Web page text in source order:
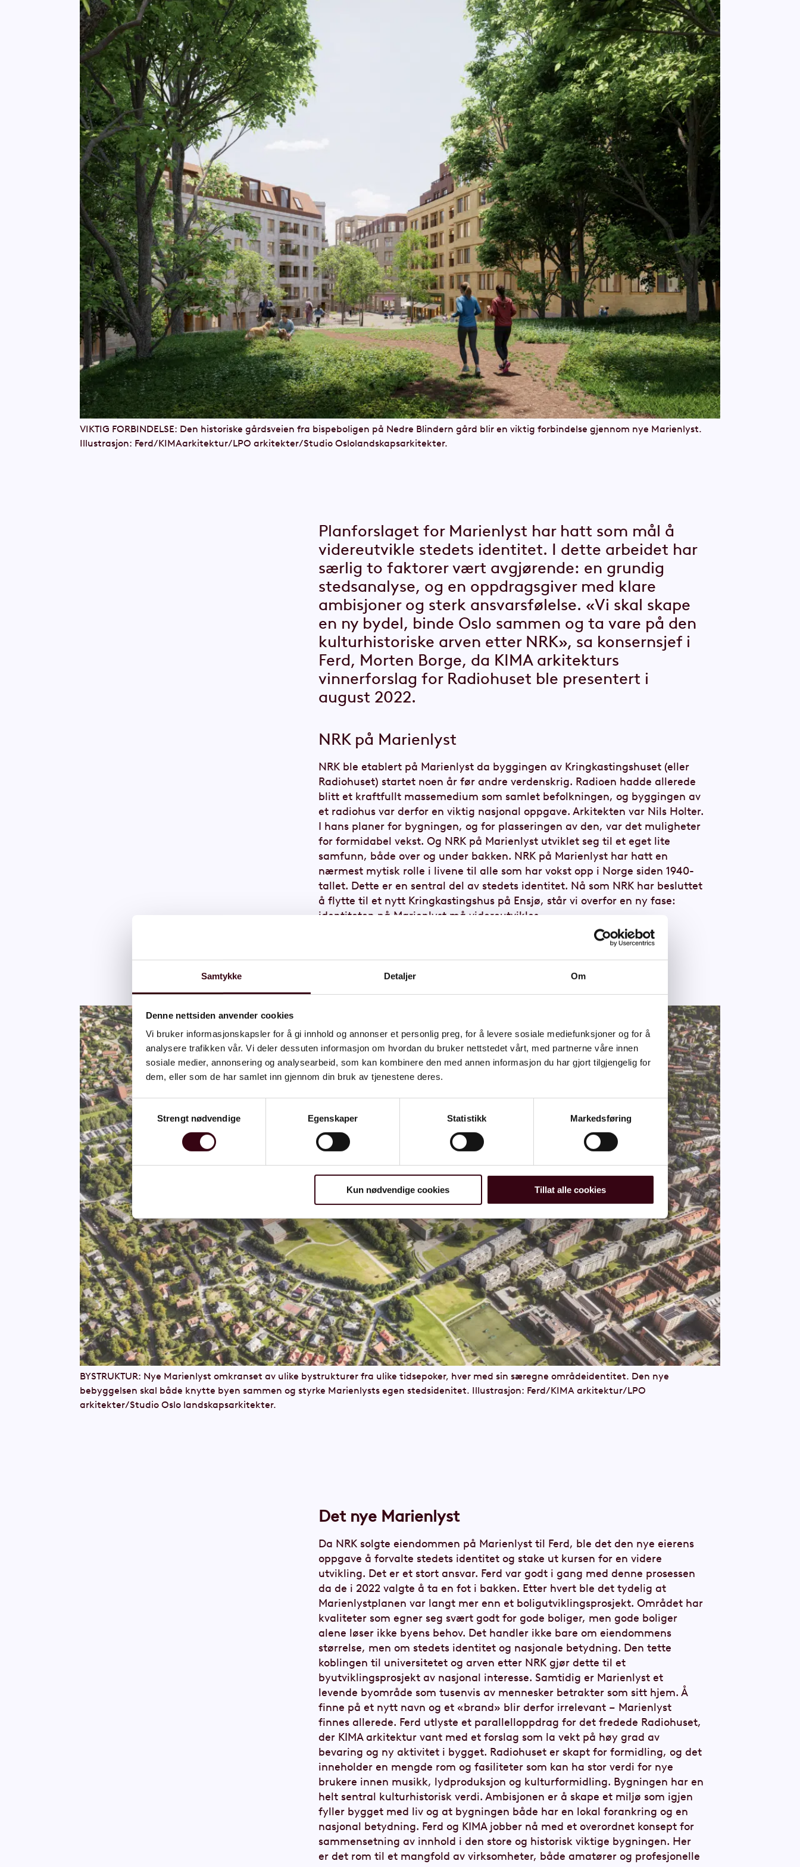
Samtykke Detaljer Om
Denne nettsiden anvender cookies
Vi bruker informasjonskapsler for å gi innhold og annonser et personlig preg, for å levere sosiale mediefunksjoner og for å
analysere trafikken vår. Vi deler dessuten informasjon om hvordan du bruker nettstedet vårt, med partnerne våre innen
sosiale medier, annonsering og analysearbeid, som kan kombinere den med annen informasjon du har gjort tilgjengelig for
dem, eller som de har samlet inn gjennom din bruk av tjenestene deres.
Samtykkevalg
Strengt nødvendige
Egenskaper Statistikk Markedsføring
Kun nødvendige cookies Tillat alle cookies
VIKTIG FORBINDELSE: Den historiske gårdsveien fra bispeboligen på Nedre Blindern gård blir en viktig forbindelse gjennom nye Marienlyst.
Illustrasjon: Ferd/KIMAarkitektur/LPO arkitekter/Studio Oslolandskapsarkitekter.
Planforslaget for Marienlyst har hatt som mål å
videreutvikle stedets identitet. I dette arbeidet har
særlig to faktorer vært avgjørende: en grundig
stedsanalyse, og en oppdragsgiver med klare
ambisjoner og sterk ansvarsfølelse. «Vi skal skape
en ny bydel, binde Oslo sammen og ta vare på den
kulturhistoriske arven etter NRK», sa konsernsjef i
Ferd, Morten Borge, da KIMA arkitekturs
vinnerforslag for Radiohuset ble presentert i
august 2022.
NRK på Marienlyst
NRK ble etablert på Marienlyst da byggingen av Kringkastingshuset (eller
Radiohuset) startet noen år før andre verdenskrig. Radioen hadde allerede
blitt et kraftfullt massemedium som samlet befolkningen, og byggingen av
et radiohus var derfor en viktig nasjonal oppgave. Arkitekten var Nils Holter.
I hans planer for bygningen, og for plasseringen av den, var det muligheter
for formidabel vekst. Og NRK på Marienlyst utviklet seg til et eget lite
samfunn, både over og under bakken. NRK på Marienlyst har hatt en
nærmest mytisk rolle i livene til alle som har vokst opp i Norge siden 1940-
tallet. Dette er en sentral del av stedets identitet. Nå som NRK har besluttet
å flytte til et nytt Kringkastingshus på Ensjø, står vi overfor en ny fase:
identiteten på Marienlyst må videreutvikles.
BYSTRUKTUR: Nye Marienlyst omkranset av ulike bystrukturer fra ulike tidsepoker, hver med sin særegne områdeidentitet. Den nye
bebyggelsen skal både knytte byen sammen og styrke Marienlysts egen stedsidenitet. Illustrasjon: Ferd/KIMA arkitektur/LPO
arkitekter/Studio Oslo landskapsarkitekter.
Det nye Marienlyst
Da NRK solgte eiendommen på Marienlyst til Ferd, ble det den nye eierens
oppgave å forvalte stedets identitet og stake ut kursen for en videre
utvikling. Det er et stort ansvar. Ferd var godt i gang med denne prosessen
da de i 2022 valgte å ta en fot i bakken. Etter hvert ble det tydelig at
Marienlystplanen var langt mer enn et boligutviklingsprosjekt. Området har
kvaliteter som egner seg svært godt for gode boliger, men gode boliger
alene løser ikke byens behov. Det handler ikke bare om eiendommens
størrelse, men om stedets identitet og nasjonale betydning. Den tette
koblingen til universitetet og arven etter NRK gjør dette til et
byutviklingsprosjekt av nasjonal interesse. Samtidig er Marienlyst et
levende byområde som tusenvis av mennesker betrakter som sitt hjem. Å
finne på et nytt navn og et «brand» blir derfor irrelevant – Marienlyst
finnes allerede. Ferd utlyste et parallelloppdrag for det fredede Radiohuset,
der KIMA arkitektur vant med et forslag som la vekt på høy grad av
bevaring og ny aktivitet i bygget. Radiohuset er skapt for formidling, og det
inneholder en mengde rom og fasiliteter som kan ha stor verdi for nye
brukere innen musikk, lydproduksjon og kulturformidling. Bygningen har en
helt sentral kulturhistorisk verdi. Ambisjonen er å skape et miljø som igjen
fyller bygget med liv og at bygningen både har en lokal forankring og en
nasjonal betydning. Ferd og KIMA jobber nå med et overordnet konsept for
sammensetning av innhold i den store og historisk viktige bygningen. Her
er det rom til et mangfold av virksomheter, både amatører og profesjonelle